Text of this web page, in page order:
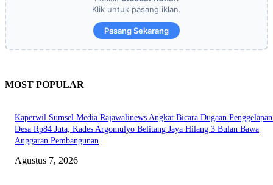
Klik untuk pasang iklan.
Pasang Sekarang
MOST POPULAR
Kaperwil Sumsel Media Rajawalinews Angkat Bicara Dugaan
Desa Rp84 Juta, Kades Argomulyo Belitang Jaya Hilang 3 Bulan Bawa
Anggaran Pembangunan
Agustus 7, 2026